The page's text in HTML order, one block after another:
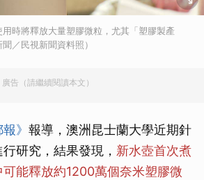
時將釋放大量塑膠微粒，尤其「塑膠製產
／民視新聞資料照）
廣告（請繼續閱讀本文）
》 報導，澳洲昆士蘭大學近期針
研究，結果發現， 新水壺首次煮
能釋放約1200萬個奈米塑膠微